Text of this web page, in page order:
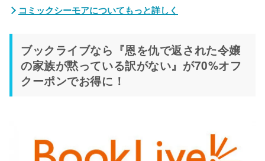
コミックシーモアについてもっと詳しく
ブックライブなら『恩を仇で返された令嬢
の家族が黙っている訳がない』が70%オフ
クーポンでお得に！